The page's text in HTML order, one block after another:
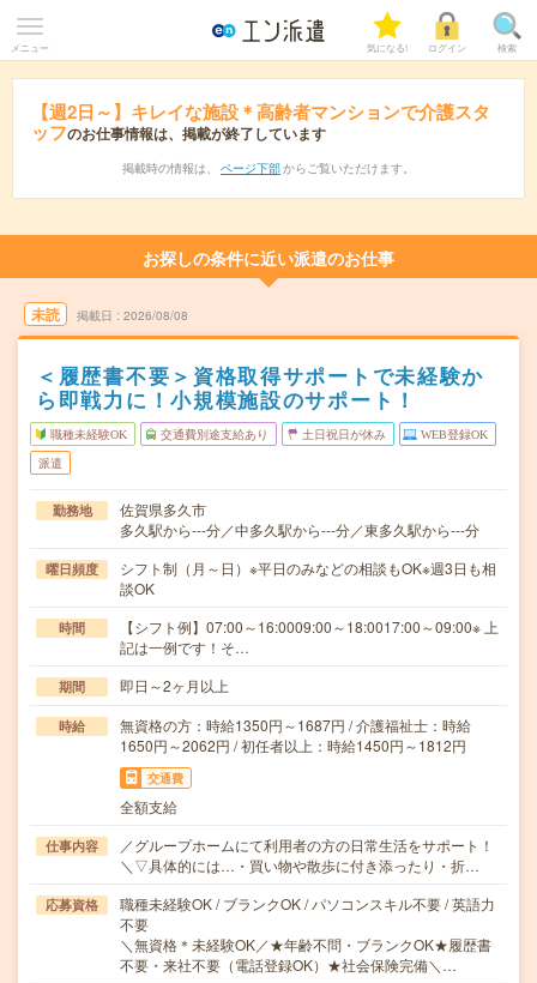
メニュー 気になる! ログイン 検索
【週2日～】キレイな施設＊高齢者マンションで介護スタ
ッフのお仕事情報は、掲載が終了しています
掲載時の情報は、 ページ下部 からご覧いただけます。
お探しの条件に近い派遣のお仕事
未読 掲載日 2026/08/08
＜履歴書不要＞資格取得サポートで未経験か
ら即戦力に！小規模施設のサポート！
職種未経験OK 交通費別途支給あり 土日祝日が休み WEB登録OK
派遣
勤務地
佐賀県多久市
多久駅から---分／中多久駅から---分／東多久駅から---分
曜日頻度
シフト制（月～日）※平日のみなどの相談もOK※週3日も相
談OK
時間
【シフト例】07:00～16:0009:00～18:0017:00～09:00※ 上
記は一例です！そ…
期間 即日～2ヶ月以上
時給
無資格の方：時給1350円～1687円 / 介護福祉士：時給
1650円～2062円 / 初任者以上：時給1450円～1812円
交通費
全額支給
仕事内容
／グループホームにて利用者の方の日常生活をサポート！
＼▽具体的には…・買い物や散歩に付き添ったり・折…
応募資格
職種未経験OK / ブランクOK / パソコンスキル不要 / 英語力
不要
＼無資格＊未経験OK／★年齢不問・ブランクOK★履歴書
不要・来社不要（電話登録OK）★社会保険完備＼…